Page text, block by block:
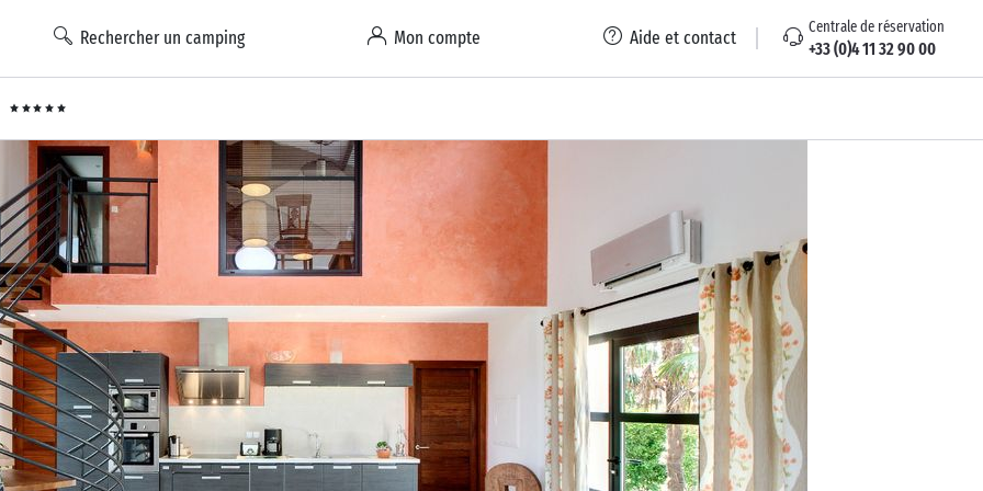
Rechercher un camping Mon compte Aide et contact Centrale de réservation
+33 (0)4 11 32 90 00